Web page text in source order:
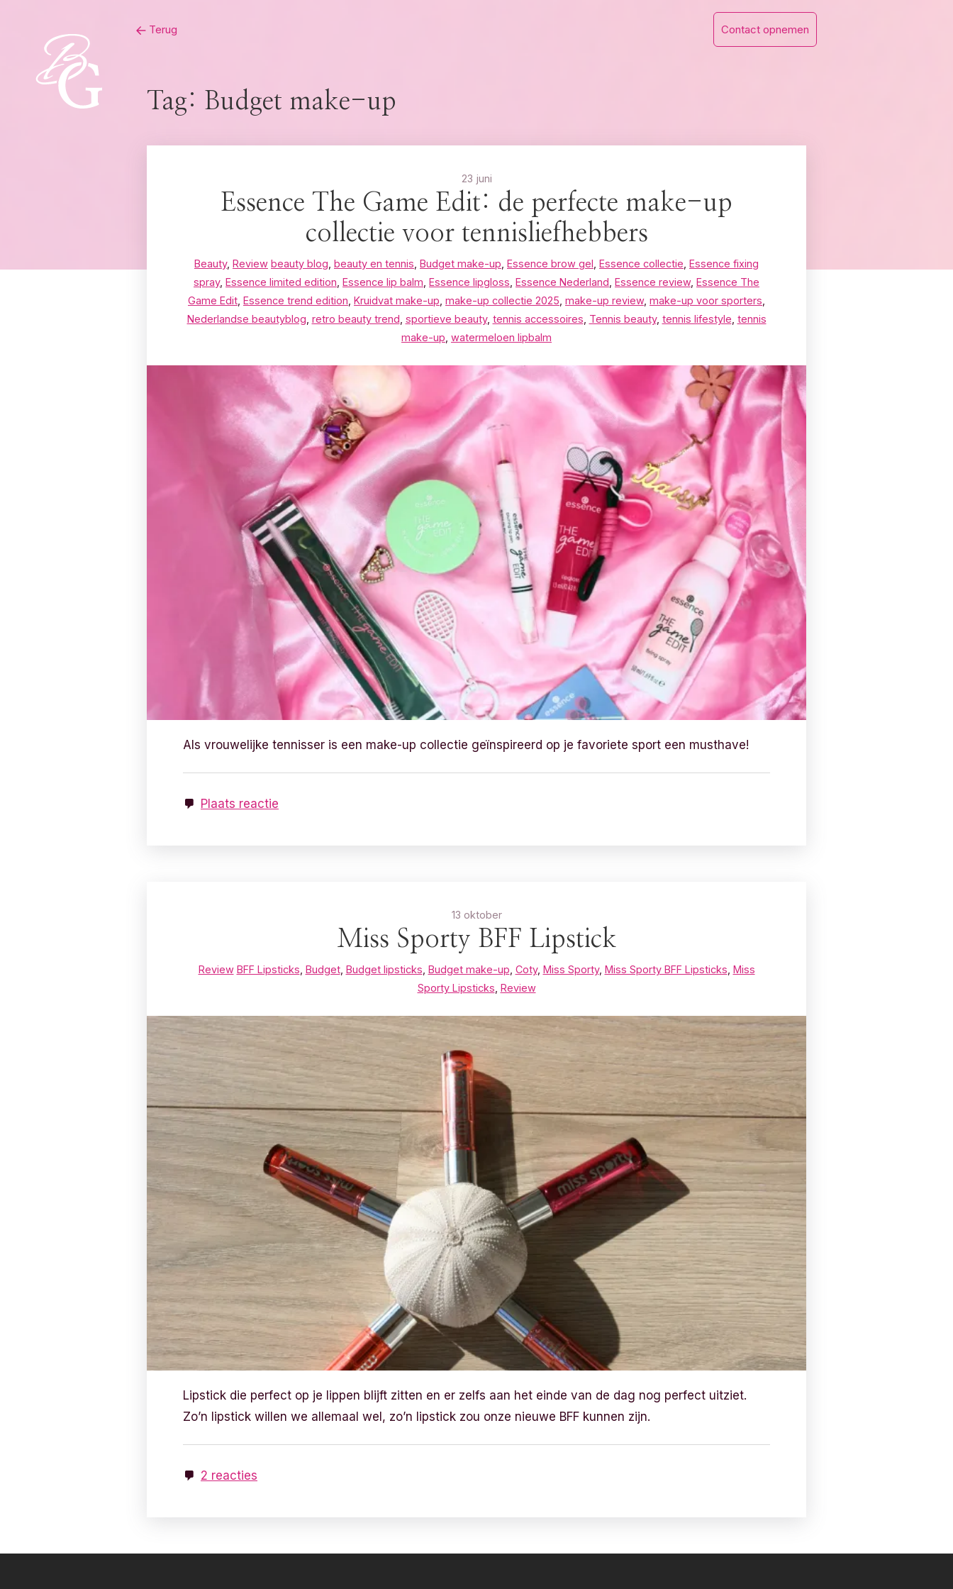
Terug Contact opnemen
Tag: Budget make-up
23 juni
Essence The Game Edit: de perfecte make-up
collectie voor tennisliefhebbers
Beauty, Review beauty blog beauty en tennis Budget make-up Essence brow gel Essence collectie Essence fixing
spray, Essence limited edition Essence lip balm Essence lipgloss Essence Nederland Essence review, Essence The
Game Edit Essence trend edition Kruidvat make-up make-up collectie 2025 make-up review, make-up voor sporters
Nederlandse beautyblog retro beauty trend sportieve beauty, tennis accessoires Tennis beauty, tennis lifestyle tennis
make-up watermeloen lipbalm
Als vrouwelijke tennisser is een make-up collectie geïnspireerd op je favoriete sport een musthave!
Plaats reactie
13 oktober
Miss Sporty BFF Lipstick
Review BFF Lipsticks Budget, Budget lipsticks Budget make-up Coty, Miss Sporty, Miss Sporty BFF Lipsticks Miss
Sporty Lipsticks Review
Lipstick die perfect op je lippen blijft zitten en er zelfs aan het einde van de dag nog perfect uitziet.
Zo’n lipstick willen we allemaal wel, zo’n lipstick zou onze nieuwe BFF kunnen zijn.
2 reacties